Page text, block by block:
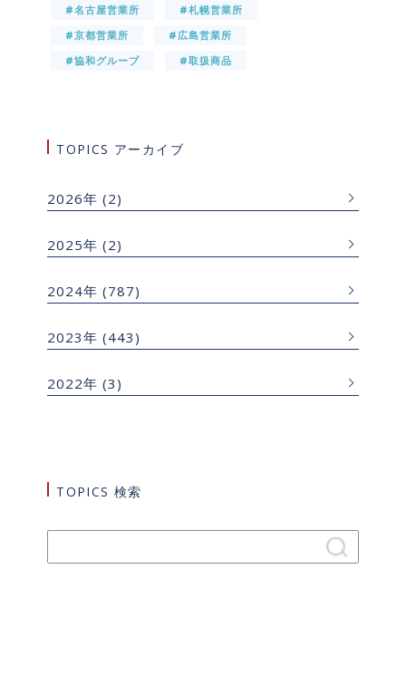
#名古屋営業所
#札幌営業所
#京都営業所
#広島営業所
#協和グループ
#取扱商品
TOPICS アーカイブ
2026年 (2)
2025年 (2)
2024年 (787)
2023年 (443)
2022年 (3)
TOPICS 検索